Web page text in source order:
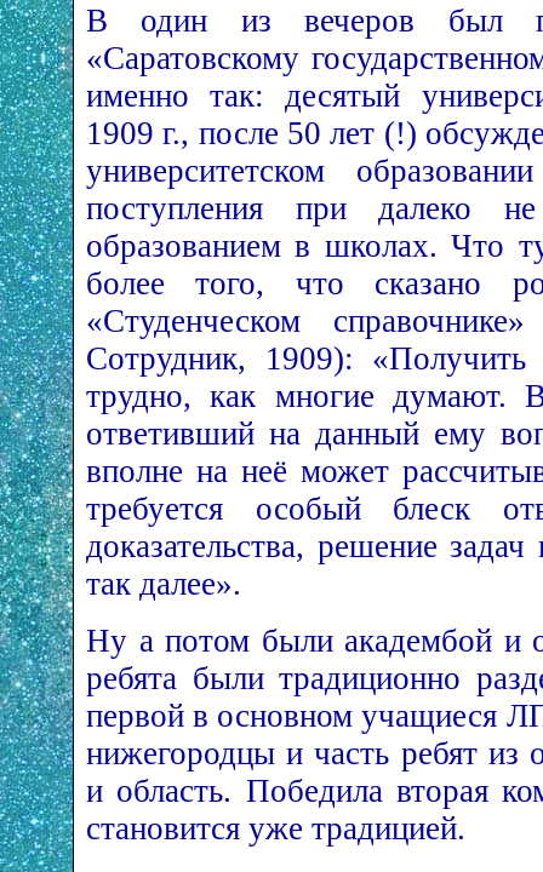
В один из вечеров был
«Саратовскому
именно так: десятый
1909 г., после 50 лет (!)
университетском
поступления при далеко
образованием в школах. Что
более того, что сказано
«Студенческом
Сотрудник, 1909):
трудно, как многие думают.
ответивший на данный ему
вполне на неё может
требуется особый блеск
доказательства, решение
так далее».
Ну а потом были академбой и
ребята были традиционно
первой в основном учащиеся
нижегородцы и часть ребят из
и область. Победила вторая
становится уже традицией.